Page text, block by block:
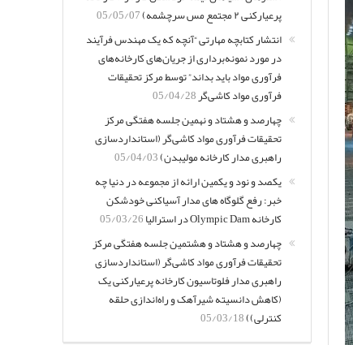
پرعیارکنی ۲ مجتمع مس سرچشمه)
05/05/07
انتشار کتابچه مهارتی “آنچه که یک مهندس فرآیند
در مورد نمونه‌برداری از جریان‌های کارخانه‌های
فرآوری مواد باید بداند” توسط مرکز تحقیقات
فرآوری مواد کاشی‌گر05/04/28
چهارصد و هشتاد و نهمین جلسه هفتگی مرکز
تحقیقات فرآوری مواد کاشی‌گر (استانداردسازی
راهبری مدار کارخانه مولیبدن)05/04/03
یکصد و نود و یکمین ارائه از مجموعه در دنیا چه
خبر: رفع گلوگاه های مدار آسیاکنی خودشکن
کارخانه Olympic Dam در استرالیا
05/03/26
چهارصد و هشتاد و هشتمین جلسه هفتگی مرکز
تحقیقات فرآوری مواد کاشی‌گر (استانداردسازی
راهبری مدار فلوتاسیون کارخانه پرعیارکنی یک
(کاهش دانسیته شیرآهک و راه‌اندازی حلقه
کنترلی))05/03/18